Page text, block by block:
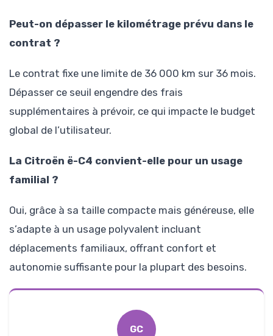
Peut-on dépasser le kilométrage prévu dans le
contrat ?
Le contrat fixe une limite de 36 000 km sur 36 mois.
Dépasser ce seuil engendre des frais
supplémentaires à prévoir, ce qui impacte le budget
global de l’utilisateur.
La Citroën ë-C4 convient-elle pour un usage
familial ?
Oui, grâce à sa taille compacte mais généreuse, elle
s’adapte à un usage polyvalent incluant
déplacements familiaux, offrant confort et
autonomie suffisante pour la plupart des besoins.
GC